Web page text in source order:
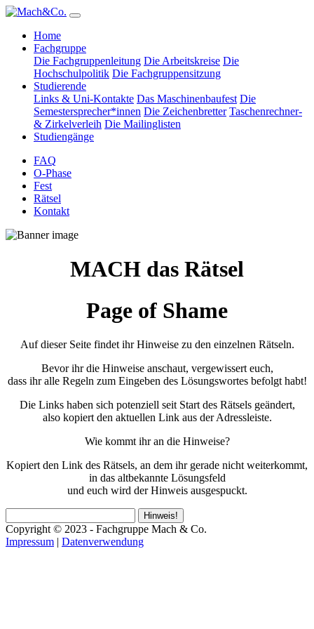
Home
Fachgruppe
Die Fachgruppenleitung Die Arbeitskreise Die
Hochschulpolitik Die Fachgruppensitzung
Studierende
Links & Uni-Kontakte Das Maschinenbaufest Die
Semestersprecher*innen Die Zeichenbretter Taschenrechner-
& Zirkelverleih Die Mailinglisten
Studiengänge
FAQ
O-Phase
Fest
Rätsel
Kontakt
MACH das Rätsel
Page of Shame
Auf dieser Seite findet ihr Hinweise zu den einzelnen Rätseln.
Bevor ihr die Hinweise anschaut, vergewissert euch,
dass ihr alle Regeln zum Eingeben des Lösungswortes befolgt habt!
Die Links haben sich potenziell seit Start des Rätsels geändert,
also kopiert den aktuellen Link aus der Adressleiste.
Wie kommt ihr an die Hinweise?
Kopiert den Link des Rätsels, an dem ihr gerade nicht weiterkommt,
in das altbekannte Lösungsfeld
und euch wird der Hinweis ausgespuckt.
Hinweis!
Copyright © 2023 - Fachgruppe Mach & Co.
Impressum | Datenverwendung